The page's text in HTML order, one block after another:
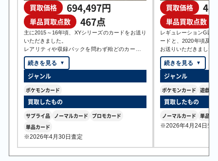
￥90,000
ミュウツー＆ミュ
ウGX SM11
098/094 SR
￥85,000
ニンフィアVMAX
S6a 093/069 HR
SM8b 209/150
￥79,000
ストライク LV.23
旧QSG No.123
￥76,000
ピカチュウ LV.12
旧S No.025 C
￥67,000 ￥63,000 ￥60,000
メガリザードンXex
M2 110/080 SAR
￥58,000
ハイパーボール
BW8紫 058/051
UR
メガレックウザex
M6 110/076 SAR
￥49,000
買取価格 694,497円
単品買取点数 467点
主に2015～16年頃、XYシリーズのカードをお送り
いただきました。
レアリティや収録パックを問わず殆どのカードが
キズ・反れなどがほぼ見受けられない美品状態だ
ったこともあり、高レアリティ・低レアリティと
もに多くのカードにお値段を付けさせていただき
ました。
ポケキュンコレクションの「ピカチュウ」や、ポ
ケモン20周年記念の特別スターターパックに収録
された「MリザードンEX」などコレクション需要
の高いカードから、
の高需要カード、大きなエネルギーロゴと背景の
BREAK文字がクールな基本エネルギー各種まで、
各カードにお値段がつく理由は様々ですが、いず
れもカードの状態が良好な点が買取可能・高価買
ジャンル
ポケモンカード
買取したもの
サプライ品 ノーマルカード
プロモカード
単品カード
※2026年4月30日査定
買取価格
単品買取点数
レギュレーションG以
ードと、2020年頃及
お送りいただきました
メインで数多く査定さ
しいレギュレーショ
ドも比較的状態が良
め、
送られたものは低レ
りましたが様々なカ
ただきました。
特に2004年に発売さ
カッコいい「ゲンガ
ン・アンコモンのカー
ジャンル
ポケモンカード 遊戯王
買取したもの
ノーマルカード 単品カ
※2026年4月24日査